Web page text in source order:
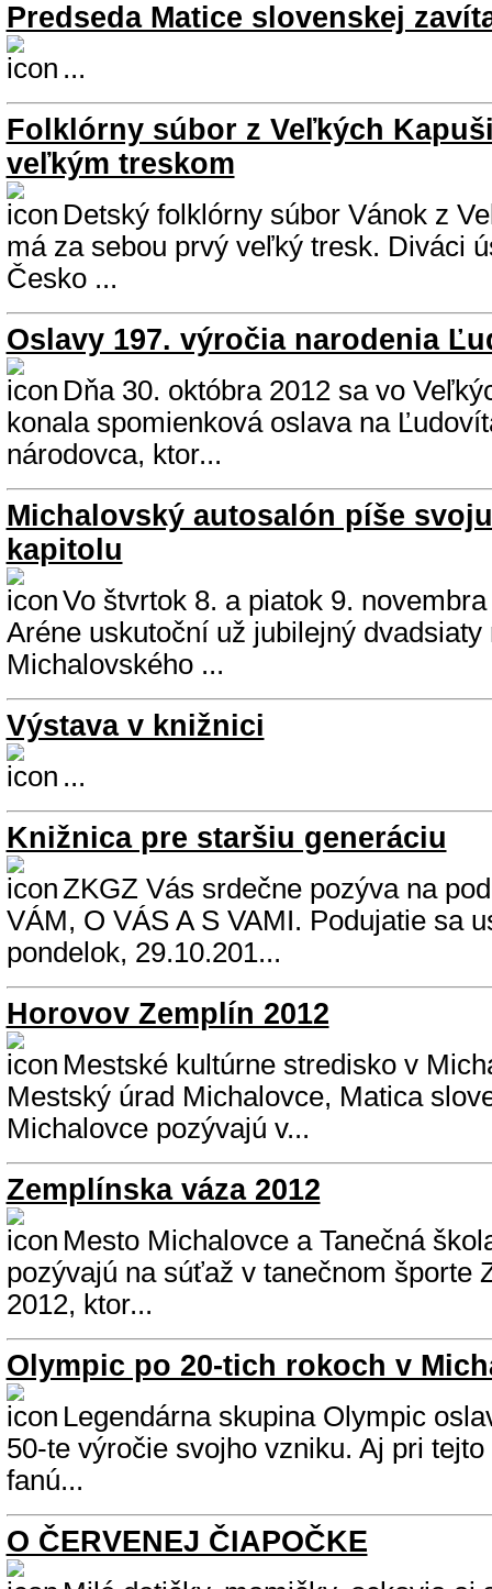
Predseda Matice slovenskej
...
Folklórny súbor z Veľkých
veľkým treskom
Detský folklórny súbor Vánok z
má za sebou prvý veľký tresk. Diváci
Česko ...
Oslavy 197. výročia narodenia
Dňa 30. októbra 2012 sa vo
konala spomienková oslava na
národovca, ktor...
Michalovský autosalón píše
kapitolu
Vo štvrtok 8. a piatok 9.
Aréne uskutoční už jubilejný dvadsiaty
Michalovského ...
Výstava v knižnici
...
Knižnica pre staršiu generáciu
ZKGZ Vás srdečne pozýva na
VÁM, O VÁS A S VAMI. Podujatie sa
pondelok, 29.10.201...
Horovov Zemplín 2012
Mestské kultúrne stredisko v
Mestský úrad Michalovce, Matica
Michalovce pozývajú v...
Zemplínska váza 2012
Mesto Michalovce a Tanečná
pozývajú na súťaž v tanečnom športe
2012, ktor...
Olympic po 20-tich rokoch v
Legendárna skupina Olympic
50-te výročie svojho vzniku. Aj pri
fanú...
O ČERVENEJ ČIAPOČKE